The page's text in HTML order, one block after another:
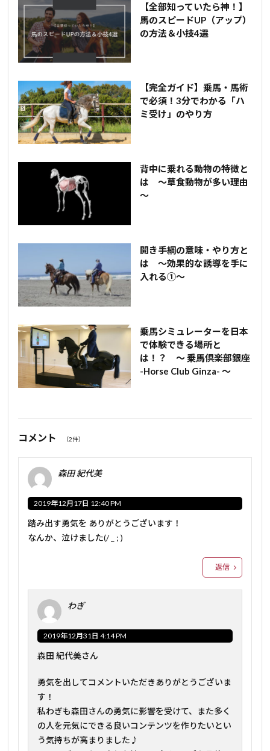
【全部知っていたら神！】
馬のスピードUP（アップ）
の方法＆小技4選
【完全ガイド】乗馬・馬術
で必須！3分でわかる「ハ
ミ受け」のやり方
背中に乗れる動物の特徴と
は ～草食動物が多い理由
～
開き手綱の意味・やり方と
は ～効果的な誘導を手に
入れる①～
乗馬シミュレーターを日本
で体験できる場所と
は！？ ～ 乗馬倶楽部銀座
-Horse Club Ginza- ～
コメント （2件）
森田 紀代美
2019年12月17日 12:40 PM
踏み出す勇気を ありがとうございます！
なんか、泣けました(/ _ ; )
返信
わぎ
2019年12月31日 4:14 PM
森田 紀代美さん
勇気を出してコメントいただきありがとうございま
す！
私わぎも森田さんの勇気に影響を受けて、また多く
の人を元気にできる良いコンテンツを作りたいとい
う気持ちが高まりました♪